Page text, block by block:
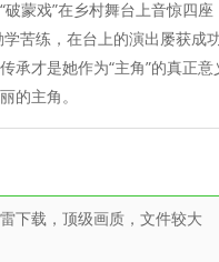
破蒙戏”在乡村舞台上音惊四
学苦练，在台上的演出屡获成
承才是她作为“主角”的真正
的主角。
下载，顶级画质，文件较大